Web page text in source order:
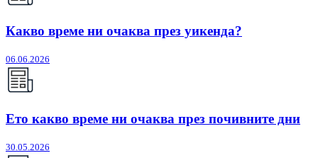
Какво време ни очаква през уикенда?
06.06.2026
Ето какво време ни очаква през почивните дни
30.05.2026